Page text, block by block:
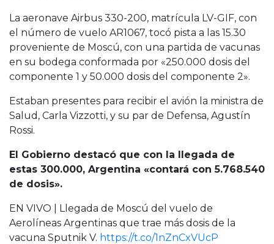
La aeronave Airbus 330-200, matrícula LV-GIF, con
el número de vuelo AR1067, tocó pista a las 15.30
proveniente de Moscú, con una partida de vacunas
en su bodega conformada por «250.000 dosis del
componente 1 y 50.000 dosis del componente 2».
Estaban presentes para recibir el avión la ministra de
Salud, Carla Vizzotti, y su par de Defensa, Agustín
Rossi.
El Gobierno destacó que con la llegada de
estas 300.000, Argentina «contará con 5.768.540
de dosis».
EN VIVO | Llegada de Moscú del vuelo de
Aerolíneas Argentinas que trae más dosis de la
vacuna Sputnik V. https://t.co/1nZnCxVUcP